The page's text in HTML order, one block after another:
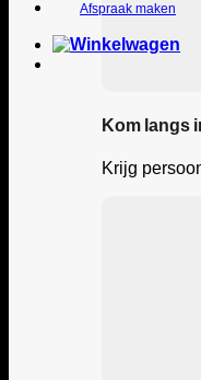
Afspraak maken
Kom langs
Krijg